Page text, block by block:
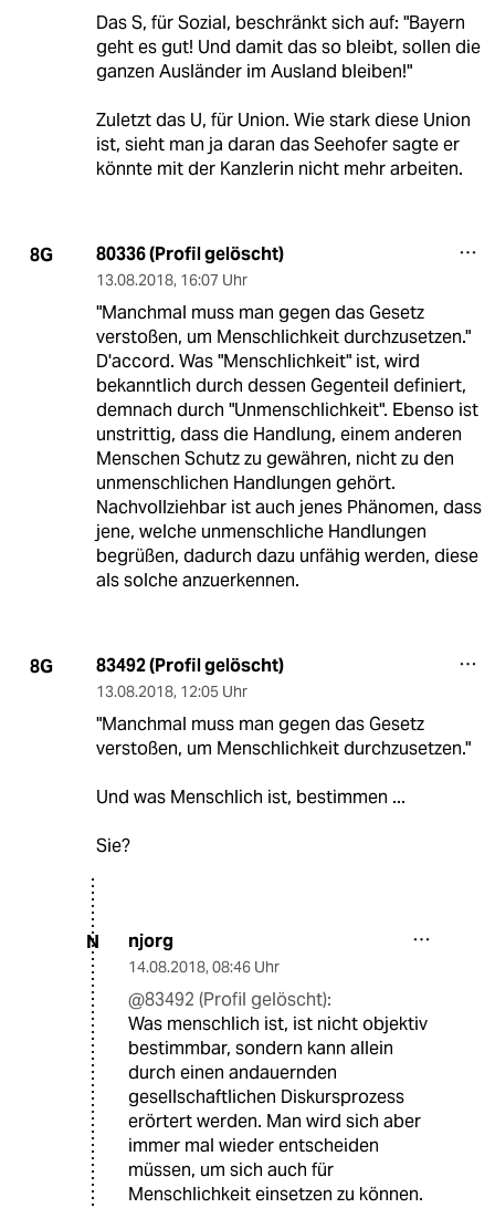
Das S, für Sozial, beschränkt sich auf: "Bayern
geht es gut! Und damit das so bleibt, sollen die
ganzen Ausländer im Ausland bleiben!"
Zuletzt das U, für Union. Wie stark diese Union
ist, sieht man ja daran das Seehofer sagte er
könnte mit der Kanzlerin nicht mehr arbeiten.
8G 80336 (Profil gelöscht)
13.08.2018, 16:07 Uhr
"Manchmal muss man gegen das Gesetz
verstoßen, um Menschlichkeit durchzusetzen."
D'accord. Was "Menschlichkeit" ist, wird
bekanntlich durch dessen Gegenteil definiert,
demnach durch "Unmenschlichkeit". Ebenso ist
unstrittig, dass die Handlung, einem anderen
Menschen Schutz zu gewähren, nicht zu den
unmenschlichen Handlungen gehört.
Nachvollziehbar ist auch jenes Phänomen, dass
jene, welche unmenschliche Handlungen
begrüßen, dadurch dazu unfähig werden, diese
als solche anzuerkennen.
8G 83492 (Profil gelöscht)
13.08.2018, 12:05 Uhr
"Manchmal muss man gegen das Gesetz
verstoßen, um Menschlichkeit durchzusetzen."
Und was Menschlich ist, bestimmen ...
Sie?
N njorg
14.08.2018, 08:46 Uhr
@83492 (Profil gelöscht):
Was menschlich ist, ist nicht objektiv
bestimmbar, sondern kann allein
durch einen andauernden
gesellschaftlichen Diskursprozess
erörtert werden. Man wird sich aber
immer mal wieder entscheiden
müssen, um sich auch für
Menschlichkeit einsetzen zu können.